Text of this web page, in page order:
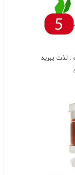
. لذت ببرید